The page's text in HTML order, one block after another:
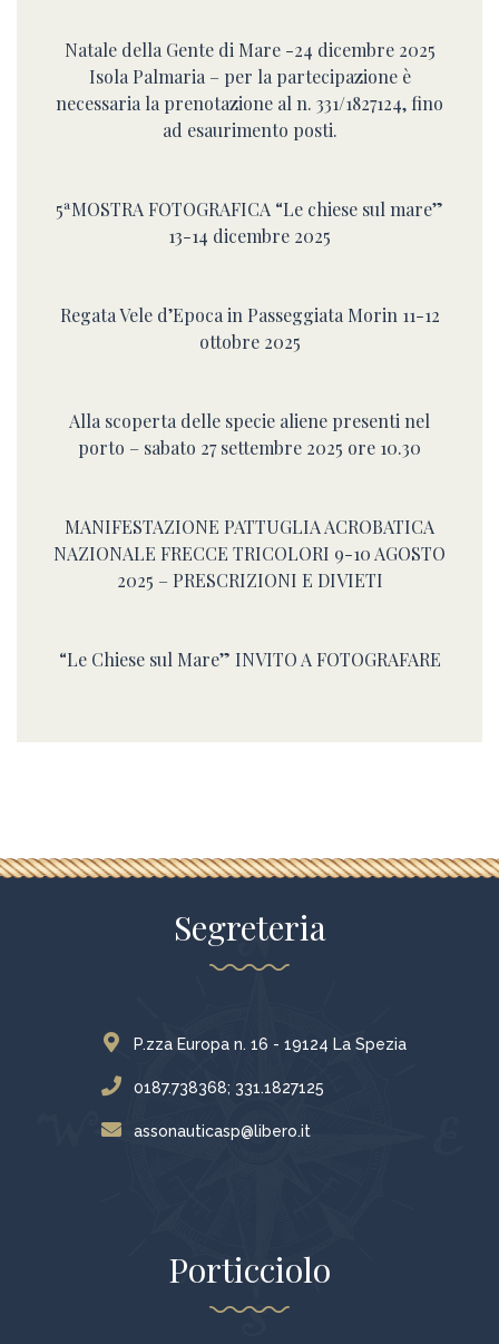
Natale della Gente di Mare -24 dicembre 2025
Isola Palmaria – per la partecipazione è
necessaria la prenotazione al n. 331/1827124, fino
ad esaurimento posti.
5ªMOSTRA FOTOGRAFICA “Le chiese sul mare”
13-14 dicembre 2025
Regata Vele d’Epoca in Passeggiata Morin 11-12
ottobre 2025
Alla scoperta delle specie aliene presenti nel
porto – sabato 27 settembre 2025 ore 10.30
MANIFESTAZIONE PATTUGLIA ACROBATICA
NAZIONALE FRECCE TRICOLORI 9-10 AGOSTO
2025 – PRESCRIZIONI E DIVIETI
“Le Chiese sul Mare” INVITO A FOTOGRAFARE
Segreteria
P.zza Europa n. 16 - 19124 La Spezia
0187.738368; 331.1827125
assonauticasp@libero.it
Porticciolo